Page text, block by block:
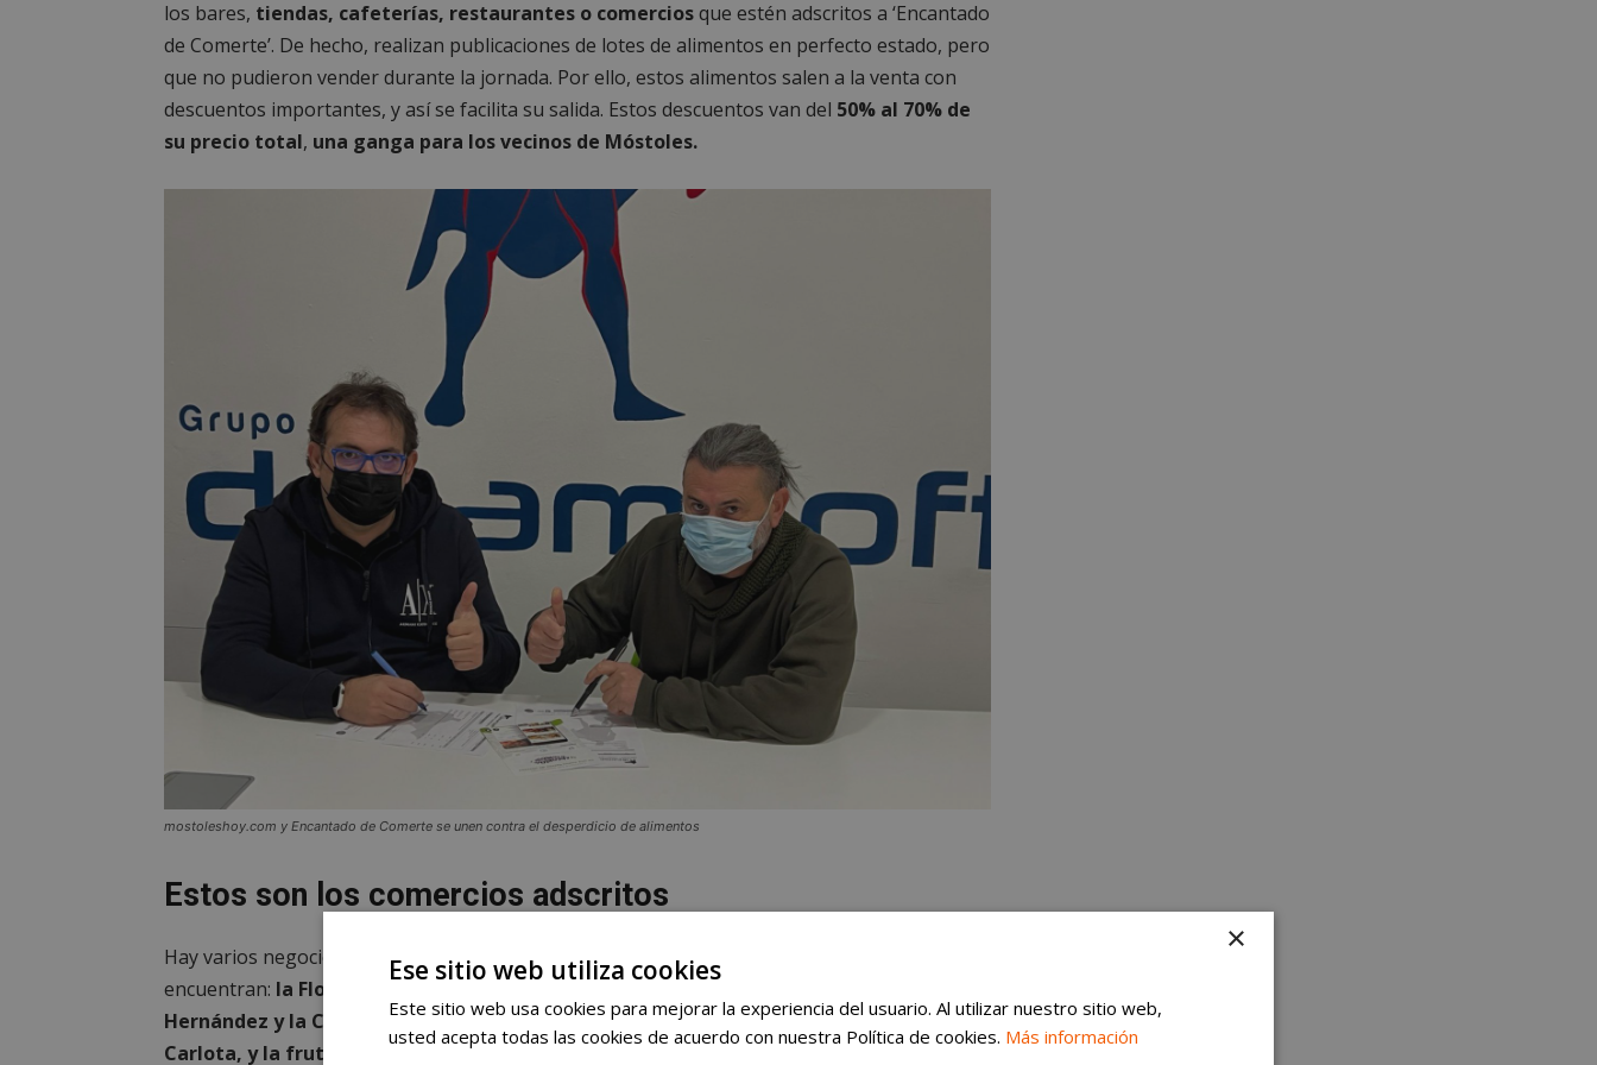
los bares, tiendas, cafeterías, restaurantes o comerciosque estén adscritos a ‘Encantado
de Comerte’. De hecho, realizan publicaciones de lotes de alimentos en perfecto estado, pero
que no pudieron vender durante la jornada. Por ello, estos alimentos salen a la venta con
descuentos importantes, y así se facilita su salida. Estos descuentos van del 50% al 70% de
su precio total, una ganga para los vecinos de Móstoles.
mostoleshoy.com y Encantado de Comerte se unen contra el desperdicio de alimentos
Estos son los comercios adscritos
Hay varios negocios de la ciudad de Móstoles ya son parte de esta iniciativa
encuentran: la Florístería El Jardín de Alicia y Edén, Cocina Selecta, Charcutería
Hernández y la Carniceria Hermanos Barraso, el Herbolario Apícula y La Botica de
Carlota, y la frutería Amor de Tierra junto a Dolce Frutta. Los panes de La Isla y de
×
Ese sitio web utiliza cookies
Este sitio web usa cookies para mejorar la experiencia del usuario. Al utilizar nuestro sitio web,
usted acepta todas las cookies de acuerdo con nuestra Política de cookies. Más información